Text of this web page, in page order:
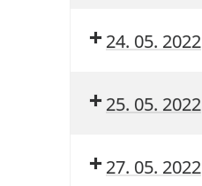
24. 05. 2022
25. 05. 2022
27. 05. 2022